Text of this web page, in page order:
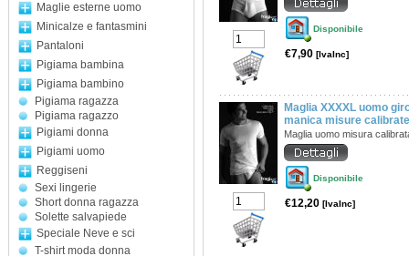
Maglie esterne uomo
Minicalze e fantasmini
Pantaloni
Pigiama bambina
Pigiama bambino
Pigiama ragazza
Pigiama ragazzo
Pigiami donna
Pigiami uomo
Reggiseni
Sexi lingerie
Short donna ragazza
Solette salvapiede
Speciale Neve e sci
T-shirt moda donna
Disponibile
€7,90 [IvaInc]
Maglia XXXXL uomo
manica misure
Maglia uomo misura
Disponibile
€12,20 [IvaInc]